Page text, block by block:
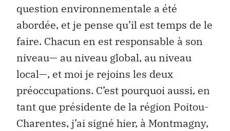
question environnementale a été
abordée, et je pense qu’il est temps de le
faire. Chacun en est responsable à son
niveau— au niveau global, au niveau
local—, et moi je rejoins les deux
préoccupations. C’est pourquoi aussi, en
tant que présidente de la région Poitou-
Charentes, j’ai signé hier, à Montmagny,